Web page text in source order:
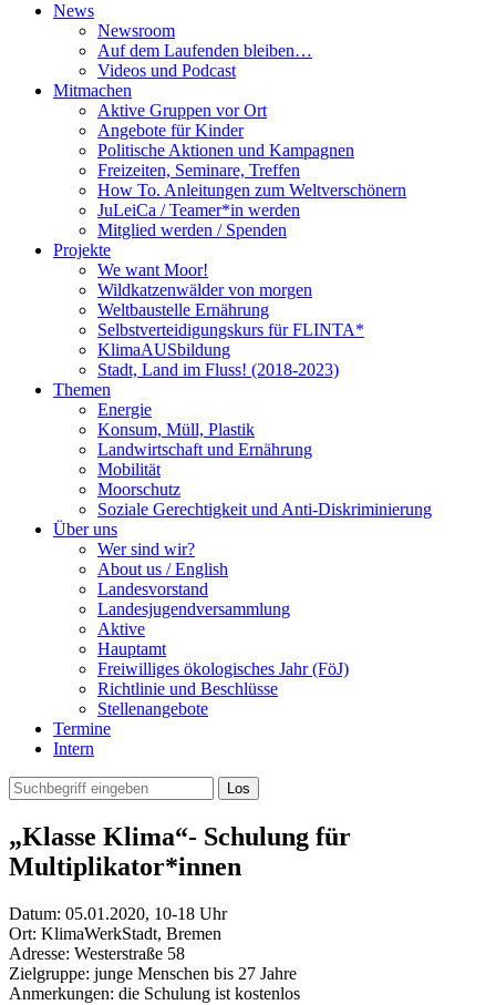
News
Newsroom
Auf dem Laufenden bleiben…
Videos und Podcast
Mitmachen
Aktive Gruppen vor Ort
Angebote für Kinder
Politische Aktionen und Kampagnen
Freizeiten, Seminare, Treffen
How To. Anleitungen zum Weltverschönern
JuLeiCa / Teamer*in werden
Mitglied werden / Spenden
Projekte
We want Moor!
Wildkatzenwälder von morgen
Weltbaustelle Ernährung
Selbstverteidigungskurs für FLINTA*
KlimaAUSbildung
Stadt, Land im Fluss! (2018-2023)
Themen
Energie
Konsum, Müll, Plastik
Landwirtschaft und Ernährung
Mobilität
Moorschutz
Soziale Gerechtigkeit und Anti-Diskriminierung
Über uns
Wer sind wir?
About us / English
Landesvorstand
Landesjugendversammlung
Aktive
Hauptamt
Freiwilliges ökologisches Jahr (FöJ)
Richtlinie und Beschlüsse
Stellenangebote
Termine
Intern
„Klasse Klima“- Schulung für
Multiplikator*innen
Datum: 05.01.2020, 10-18 Uhr
Ort: KlimaWerkStadt, Bremen
Adresse: Westerstraße 58
Zielgruppe: junge Menschen bis 27 Jahre
Anmerkungen: die Schulung ist kostenlos